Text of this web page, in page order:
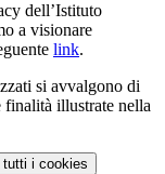
dell’Istituto
a visionare
link.
si avvalgono di
finalità illustrate nella
i cookies